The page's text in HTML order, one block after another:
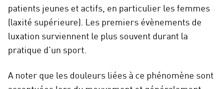
patients jeunes et actifs, en particulier les femmes
(laxité supérieure). Les premiers évènements de
luxation surviennent le plus souvent durant la
pratique d’un sport.
A noter que les douleurs liées à ce phénomène sont